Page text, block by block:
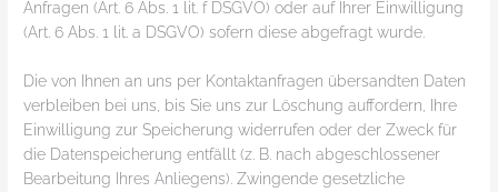
Anfragen (Art. 6 Abs. 1 lit. f DSGVO) oder auf Ihrer Einwilligung
(Art. 6 Abs. 1 lit. a DSGVO) sofern diese abgefragt wurde.
Die von Ihnen an uns per Kontaktanfragen übersandten Daten
verbleiben bei uns, bis Sie uns zur Löschung auffordern, Ihre
Einwilligung zur Speicherung widerrufen oder der Zweck für
die Datenspeicherung entfällt (z. B. nach abgeschlossener
Bearbeitung Ihres Anliegens). Zwingende gesetzliche